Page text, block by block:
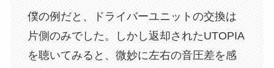
僕の例だと、ドライバーユニットの交換は
片側のみでした。しかし返却されたUTOPIA
を聴いてみると、微妙に左右の音圧差を感